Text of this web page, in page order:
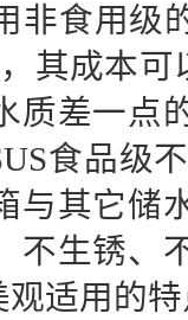
非食用级
其成本
质差一点
食品级
与其它储
不生锈、
适用的